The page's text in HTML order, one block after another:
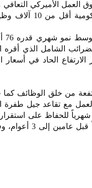
حيث أضافت الشركات
الشامل الذي أقره
الحاد في
من خلق الوظائف
مع تقاعد جيل طفرة
للحفاظ على
مستويات قريبة من الصفر،